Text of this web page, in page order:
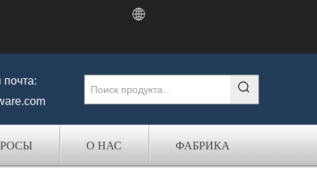
почта:
О НАС ФАБРИКА